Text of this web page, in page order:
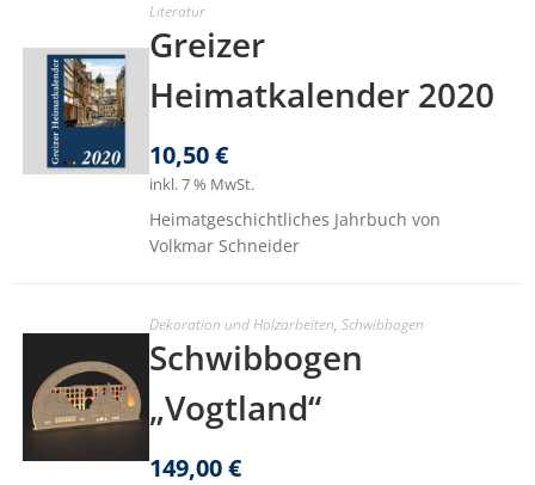
Literatur
Greizer
Heimatkalender 2020
10,50€
inkl. 7 % MwSt.
Heimatgeschichtliches Jahrbuch von
Volkmar Schneider
Dekoration und Holzarbeiten,Schwibbogen
Schwibbogen
„Vogtland“
149,00€